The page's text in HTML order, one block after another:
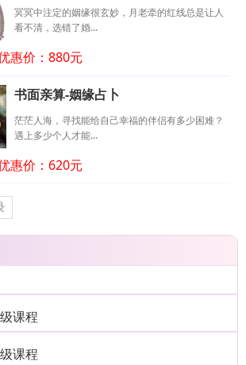
冥冥中注定的姻缘很玄妙，月老牵的红线总是让人
看不清，选错了婚...
惠价：880元
书面亲算-姻缘占卜
茫茫人海，寻找能给自己幸福的伴侣有多少困难？
遇上多少个人才能...
惠价：620元
课程
课程